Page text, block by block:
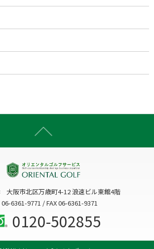
大阪市北区万歳町4-12 浪速ビル東館4階
06-6361-9771 / FAX 06-6361-9371
0120-502855